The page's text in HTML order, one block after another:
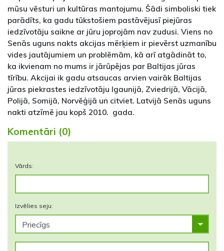
mūsu vēsturi un kultūras mantojumu. Šādi simboliski tiek
parādīts, ka gadu tūkstošiem pastāvējusī piejūras
iedzīvotāju saikne ar jūru joprojām nav zudusi. Viens no
Senās uguns nakts akcijas mērķiem ir pievērst uzmanību
vides jautājumiem un problēmām, kā arī atgādināt to,
ka ikvienam no mums ir jārūpējas par Baltijas jūras
tīrību. Akcijai ik gadu atsaucas arvien vairāk Baltijas
jūras piekrastes iedzīvotāju Igaunijā, Zviedrijā, Vācijā,
Polijā, Somijā, Norvēģijā un citviet. Latvijā Senās uguns
nakti atzīmē jau kopš 2010. gada.
Komentāri (0)
Vārds:
Izvēlies seju: